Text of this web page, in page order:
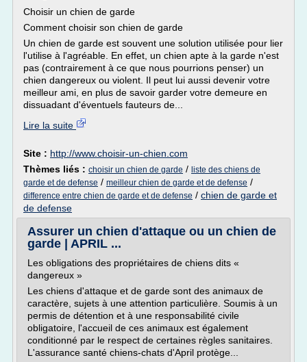
Choisir un chien de garde
Comment choisir son chien de garde
Un chien de garde est souvent une solution utilisée pour lier
l'utilise à l'agréable. En effet, un chien apte à la garde n'est
pas (contrairement à ce que nous pourrions penser) un
chien dangereux ou violent. Il peut lui aussi devenir votre
meilleur ami, en plus de savoir garder votre demeure en
dissuadant d'éventuels fauteurs de...
Lire la suite
Site : http://www.choisir-un-chien.com
Thèmes liés : choisir un chien de garde / liste des chiens de
garde et de defense / meilleur chien de garde et de defense /
difference entre chien de garde et de defense / chien de garde et
de defense
Assurer un chien d'attaque ou un chien de
garde | APRIL ...
Les obligations des propriétaires de chiens dits «
dangereux »
Les chiens d'attaque et de garde sont des animaux de
caractère, sujets à une attention particulière. Soumis à un
permis de détention et à une responsabilité civile
obligatoire, l'accueil de ces animaux est également
conditionné par le respect de certaines règles sanitaires.
L'assurance santé chiens-chats d'April protège...